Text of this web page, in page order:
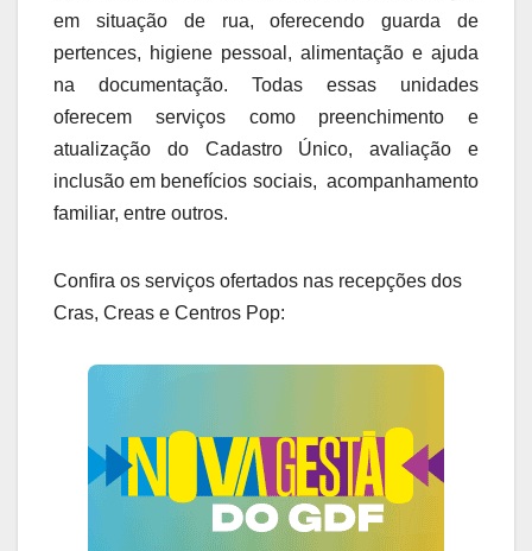
em situação de rua, oferecendo guarda de
pertences, higiene pessoal, alimentação e ajuda
na documentação. Todas essas unidades
oferecem serviços como preenchimento e
atualização do Cadastro Único, avaliação e
inclusão em benefícios sociais, acompanhamento
familiar, entre outros.
Confira os serviços ofertados nas recepções dos
Cras, Creas e Centros Pop: